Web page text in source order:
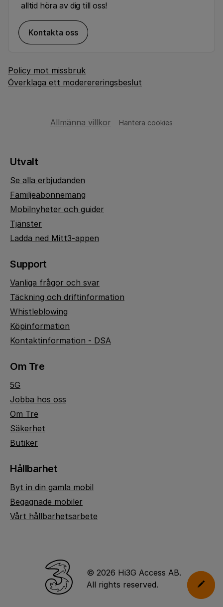
alltid höra av dig till oss!
Kontakta oss
Policy mot missbruk
Överklaga ett moderereringsbeslut
Allmänna villkor Hantera cookies
Utvalt
Se alla erbjudanden
Familjeabonnemang
Mobilnyheter och guider
Tjänster
Ladda ned Mitt3-appen
Support
Vanliga frågor och svar
Täckning och driftinformation
Whistleblowing
Köpinformation
Kontaktinformation - DSA
Om Tre
5G
Jobba hos oss
Om Tre
Säkerhet
Butiker
Hållbarhet
Byt in din gamla mobil
Begagnade mobiler
Vårt hållbarhetsarbete
© 2026 Hi3G Access AB.
All rights reserved.